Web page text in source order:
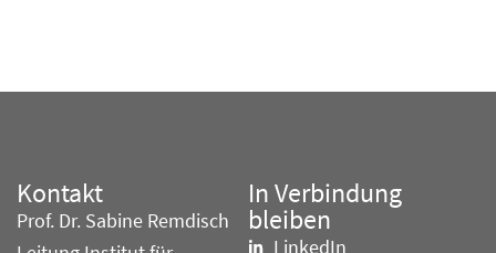
Kontakt
Prof. Dr. Sabine Remdisch
In Verbindung
bleiben
LinkedIn